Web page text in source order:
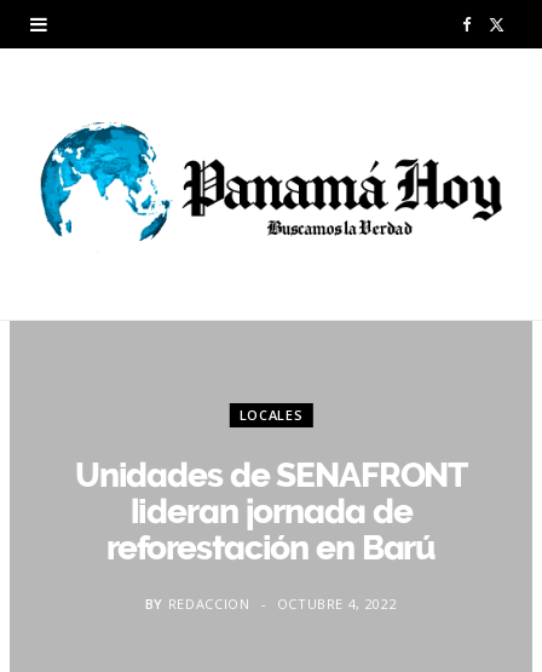
F
b
LOCALES
Unidades de SENAFRONT
lideran jornada de
reforestación en Barú
BY REDACCION OCTUBRE 4, 2022